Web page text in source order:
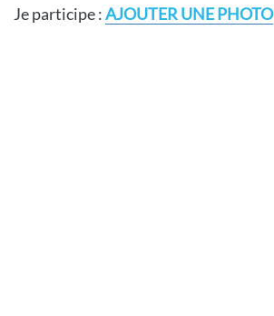
Je participe :AJOUTER UNE PHOTO